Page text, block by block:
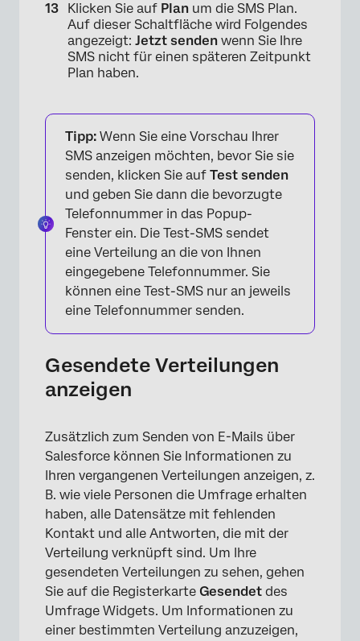
Klicken Sie auf Plan um die SMS Plan.
Auf dieser Schaltfläche wird Folgendes
angezeigt: Jetzt senden wenn Sie Ihre
SMS nicht für einen späteren Zeitpunkt
Plan haben.
Tipp: Wenn Sie eine Vorschau Ihrer
SMS anzeigen möchten, bevor Sie sie
senden, klicken Sie auf Test senden
und geben Sie dann die bevorzugte
Telefonnummer in das Popup-
Fenster ein. Die Test-SMS sendet
eine Verteilung an die von Ihnen
eingegebene Telefonnummer. Sie
können eine Test-SMS nur an jeweils
eine Telefonnummer senden.
Gesendete Verteilungen
anzeigen
Zusätzlich zum Senden von E-Mails über
Salesforce können Sie Informationen zu
Ihren vergangenen Verteilungen anzeigen, z.
B. wie viele Personen die Umfrage erhalten
haben, alle Datensätze mit fehlenden
Kontakt und alle Antworten, die mit der
Verteilung verknüpft sind. Um Ihre
gesendeten Verteilungen zu sehen, gehen
Sie auf die Registerkarte Gesendet des
Umfrage Widgets. Um Informationen zu
einer bestimmten Verteilung anzuzeigen,